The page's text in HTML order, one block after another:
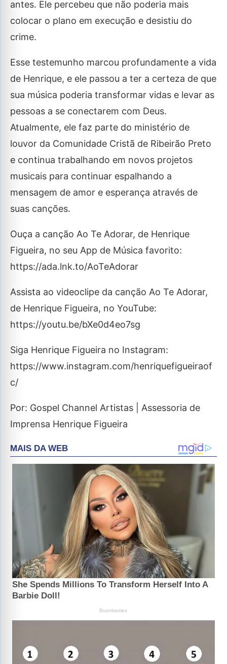
antes. Ele percebeu que não poderia mais
colocar o plano em execução e desistiu do
crime.
Esse testemunho marcou profundamente a vida
de Henrique, e ele passou a ter a certeza de que
sua música poderia transformar vidas e levar as
pessoas a se conectarem com Deus.
Atualmente, ele faz parte do ministério de
louvor da Comunidade Cristã de Ribeirão Preto
e continua trabalhando em novos projetos
musicais para continuar espalhando a
mensagem de amor e esperança através de
suas canções.
Ouça a canção Ao Te Adorar, de Henrique
Figueira, no seu App de Música favorito:
https://ada.lnk.to/AoTeAdorar
Assista ao videoclipe da canção Ao Te Adorar,
de Henrique Figueira, no YouTube:
https://youtu.be/bXe0d4eo7sg
Siga Henrique Figueira no Instagram:
https://www.instagram.com/henriquefigueiraof
c/
Por: Gospel Channel Artistas | Assessoria de
Imprensa Henrique Figueira